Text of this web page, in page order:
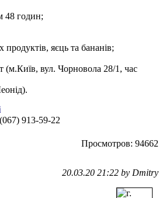
48 годин;
яєць та бананів;
(м.Київ, вул. Чорновола 28/1, час
913-59-22
Просмотров: 94662
20.03.20 21:22 by Dmitry